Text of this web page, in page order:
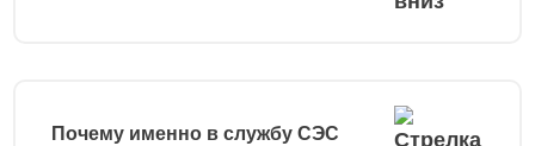
Почему именно в службу СЭС